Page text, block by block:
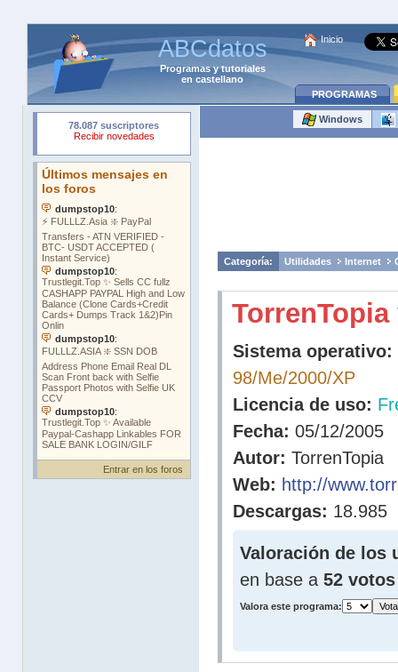
ABCdatos
Programasytutoriales
en castellano
Inicio
PROGRAMAS
Entrar en los foros
Windows
Categoría: Utilidades Internet
TorrenTopia
Sistema operativo:
98/Me/2000/XP
Licencia de uso:
Fecha: 05/12/2005
Autor: TorrenTopia
Web: http://
Descargas: 18.985
Valoración de los
en base a 52 votos
Valora este programa: